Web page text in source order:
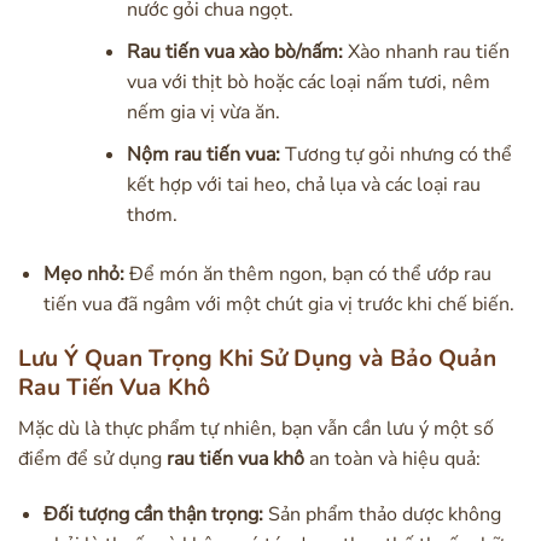
nước gỏi chua ngọt.
Rau tiến vua xào bò/nấm:Xào nhanh rau tiến
vua với thịt bò hoặc các loại nấm tươi, nêm
nếm gia vị vừa ăn.
Nộm rau tiến vua:Tương tự gỏi nhưng có thể
kết hợp với tai heo, chả lụa và các loại rau
thơm.
Mẹo nhỏ:Để món ăn thêm ngon, bạn có thể ướp rau
tiến vua đã ngâm với một chút gia vị trước khi chế biến.
Lưu Ý Quan Trọng Khi Sử Dụng và Bảo Quản
Rau Tiến Vua Khô
Mặc dù là thực phẩm tự nhiên, bạn vẫn cần lưu ý một số
điểm để sử dụng rau tiến vua khô an toàn và hiệu quả:
Đối tượng cần thận trọng:Sản phẩm thảo dược không